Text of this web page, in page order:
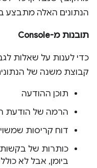
הנתונים האלה מתבצע
תובנות מ-Console
קבוצת משנה של
תוכן ההודעה
הרמה של הודעת
דוח קריסות
כותרות של